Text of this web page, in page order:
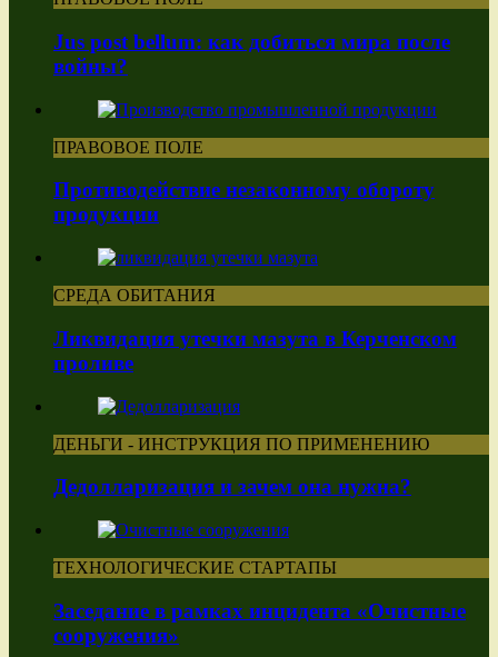
Jus post bellum: как добиться мира после
войны?
ПРАВОВОЕ ПОЛЕ
Противодействие незаконному обороту
продукции
СРЕДА ОБИТАНИЯ
Ликвидация утечки мазута в Керченском
проливе
ДЕНЬГИ - ИНСТРУКЦИЯ ПО ПРИМЕНЕНИЮ
Дедолларизация и зачем она нужна?
ТЕХНОЛОГИЧЕСКИЕ СТАРТАПЫ
Заседание в рамках инцидента «Очистные
сооружения»